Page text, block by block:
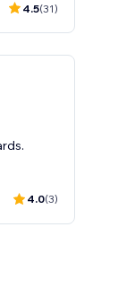
4.5(31)
4.0(3)